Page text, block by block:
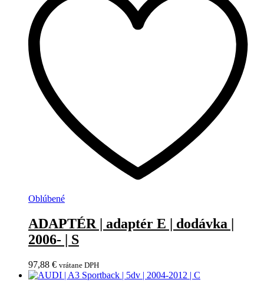
Oblúbené
ADAPTÉR | adaptér E | dodávka |
2006- | S
97,88 € vrátane DPH